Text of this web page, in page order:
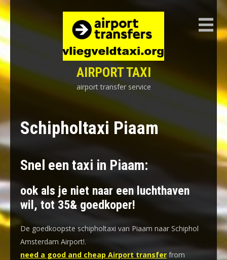
Skip
to
AIRPORT TAXI
airport transfer service
Schipholtaxi Piaam
Snel een taxi in Piaam:
ook als je niet naar een luchthaven
wil, tot 35& goedkoper!
De goedkoopste schipholtaxi van Piaam naar Schiphol
Amsterdam Airport!.
need a good and cheap Airport transfer from